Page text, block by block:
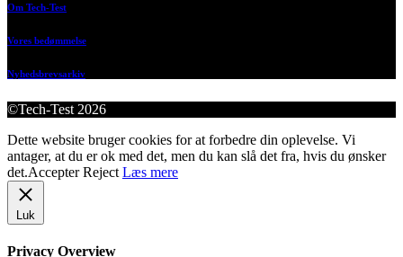
Om Tech-Test
Vores bedømmelse
Nyhedsbrevsarkiv
©Tech-Test 2026
Dette website bruger cookies for at forbedre din oplevelse. Vi
antager, at du er ok med det, men du kan slå det fra, hvis du ønsker
det.Accepter Reject Læs mere
Luk
Privacy Overview